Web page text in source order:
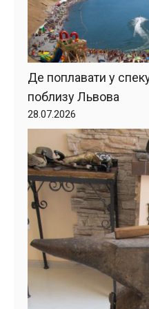
Де поплавати у
поблизу Львова
28.07.2026